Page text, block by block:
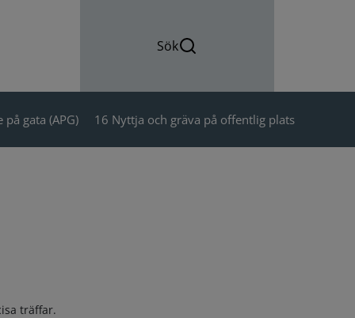
Sök
på gata (APG) 16 Nyttja och gräva på offentlig plats
träffar.